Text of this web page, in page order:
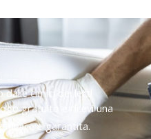
cimici dei letti
gratuito e ricevi una
e garantita.